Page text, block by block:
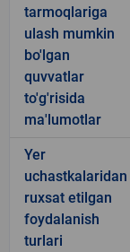
tarmoqlariga
ulash mumkin
bo'lgan
quvvatlar
to'g'risida
ma'lumotlar
Yer
uchastkalaridan
ruxsat etilgan
foydalanish
turlari